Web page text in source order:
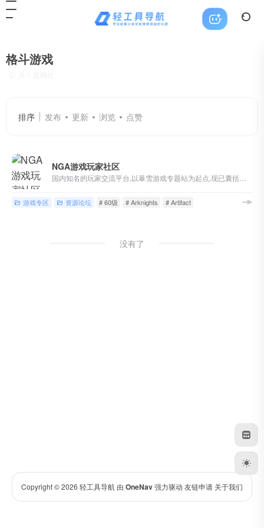
格斗游戏
排序 发布 更新 浏览 点赞
NGA游戏玩家社区
游戏专区 资源论坛 # 60级 # Arknights # Artifact
没有了
Copyright © 2026 轻工具导航 由 OneNav强力驱动 友链申请 关于我们